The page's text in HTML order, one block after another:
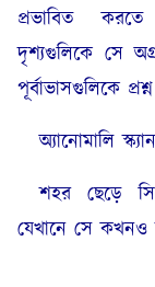
প্রভাবিত
দৃশ্যগুলিকে সে
পূর্বাভাসগুলিকে
অ্যানোমালি
শহর ছেড়ে
যেখানে সে কখনও